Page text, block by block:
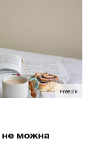
Freepik
не можна